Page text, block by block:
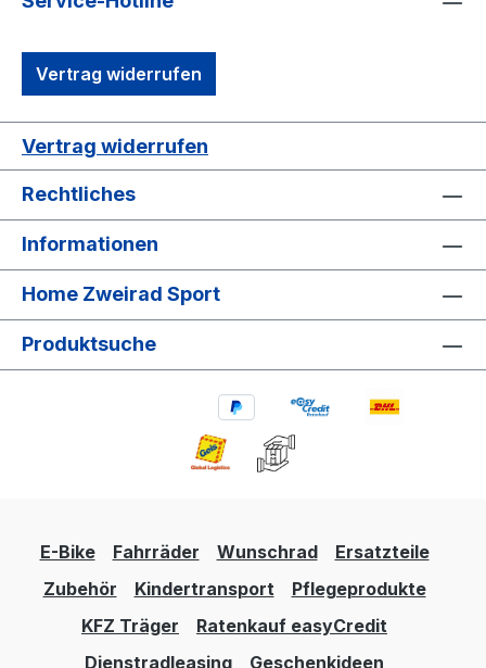
Vertrag widerrufen
Vertrag widerrufen
Rechtliches
Informationen
Home Zweirad Sport
Produktsuche
E-Bike Fahrräder Wunschrad
Ersatzteile
Zubehör
Kindertransport
Pflegeprodukte
KFZ Träger
Ratenkauf easyCredit
Dienstradleasing
Geschenkideen